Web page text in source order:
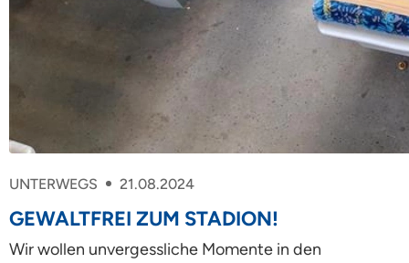
UNTERWEGS 21.08.2024
GEWALTFREI ZUM STADION!
Wir wollen unvergessliche Momente in den